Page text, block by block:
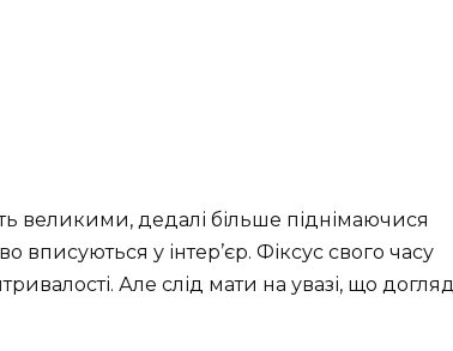
великими, дедалі більше піднімаючися
вписуються у інтер’єр. Фіксус свого часу
Але слід мати на увазі, що догляд